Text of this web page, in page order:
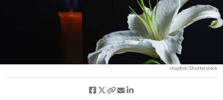
chaphot/Shutterstock